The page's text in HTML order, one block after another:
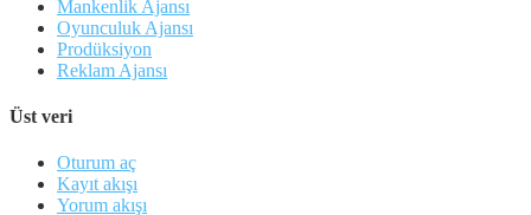
Mankenlik Ajansı
Oyunculuk Ajansı
Prodüksiyon
Reklam Ajansı
Üst veri
Oturum aç
Kayıt akışı
Yorum akışı